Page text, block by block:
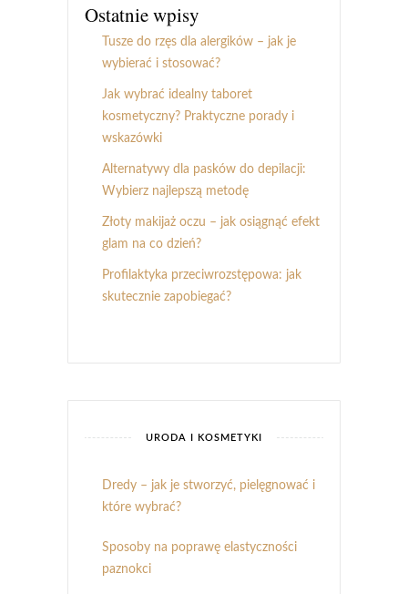
Ostatnie wpisy
Tusze do rzęs dla alergików – jak je
wybierać i stosować?
Jak wybrać idealny taboret
kosmetyczny? Praktyczne porady i
wskazówki
Alternatywy dla pasków do depilacji:
Wybierz najlepszą metodę
Złoty makijaż oczu – jak osiągnąć efekt
glam na co dzień?
Profilaktyka przeciwrozstępowa: jak
skutecznie zapobiegać?
URODA I KOSMETYKI
Dredy – jak je stworzyć, pielęgnować i
które wybrać?
Sposoby na poprawę elastyczności
paznokci